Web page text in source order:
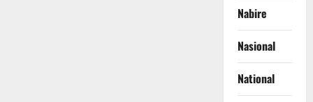
Nabire
Nasional
National